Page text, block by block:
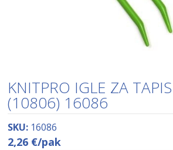
KNITPRO IGLE ZA
(10806) 16086
SKU: 16086
2,26 €/pak